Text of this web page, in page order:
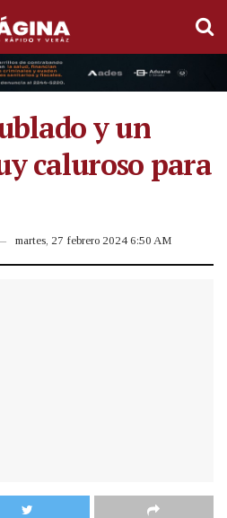
y un
caluroso para
martes, 27 febrero 2024 6:50 AM